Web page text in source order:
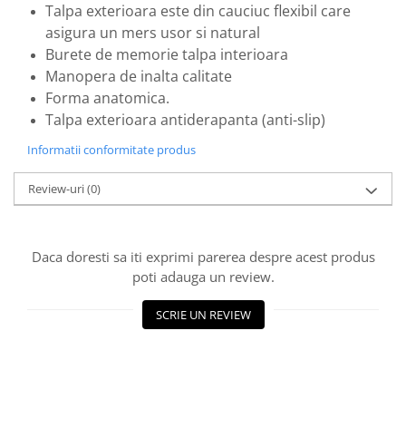
Talpa exterioara este din cauciuc flexibil care
asigura un mers usor si natural
Burete de memorie talpa interioara
Manopera de inalta calitate
Forma anatomica.
Talpa exterioara antiderapanta (anti-slip)
Informatii conformitate produs
Review-uri(0)
Daca doresti sa iti exprimi parerea despre acest produs
poti adauga un review.
SCRIE UN REVIEW